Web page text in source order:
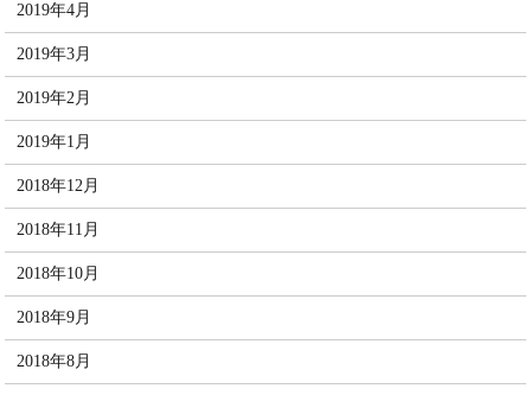
2019年4月
2019年3月
2019年2月
2019年1月
2018年12月
2018年11月
2018年10月
2018年9月
2018年8月